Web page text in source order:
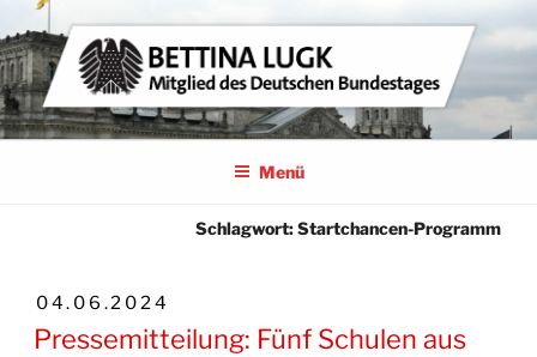
Zum
Inhalt
springen
BETTINA LUGK
MITGLIED DES DEUTSCHEN BUNDESTAGES
Menü
Schlagwort:Startchancen-Programm
VERÖFFENTLICHT
AM
04.06.2024
Pressemitteilung: Fünf Schulen aus